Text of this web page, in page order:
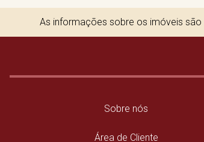
As informações sobre os imóveis
Sobre nós
Área de Cliente